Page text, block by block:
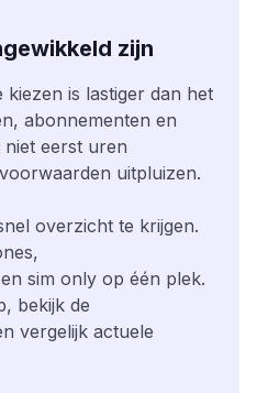
zijn
is lastiger dan het
abonnementen en
niet eerst uren
uitpluizen.
overzicht te krijgen.
sim only op één plek.
bekijk de
vergelijk actuele